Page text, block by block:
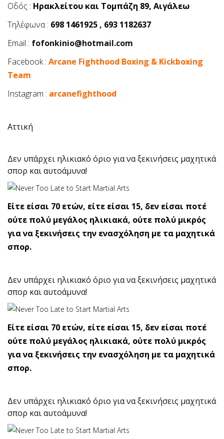
Οδός : Ηρακλείτου και Τομπάζη 89, Αιγάλεω
Τηλέφωνα : 698 1461925 , 693 1182637
Email : fofonkinio@hotmail.com
Facebook : Arcane Fighthood Boxing & Kickboxing
Team
Instagram : arcanefighthood
Αττική
Δεν υπάρχει ηλικιακό όριο για να ξεκινήσεις μαχητικά
σπορ και αυτοάμυνα!
Είτε είσαι 70 ετών, είτε είσαι 15, δεν είσαι ποτέ
ούτε πολύ μεγάλος ηλικιακά, ούτε πολύ μικρός
για να ξεκινήσεις την ενασχόληση με τα μαχητικά
σπορ.
Δεν υπάρχει ηλικιακό όριο για να ξεκινήσεις μαχητικά
σπορ και αυτοάμυνα!
Είτε είσαι 70 ετών, είτε είσαι 15, δεν είσαι ποτέ
ούτε πολύ μεγάλος ηλικιακά, ούτε πολύ μικρός
για να ξεκινήσεις την ενασχόληση με τα μαχητικά
σπορ.
Δεν υπάρχει ηλικιακό όριο για να ξεκινήσεις μαχητικά
σπορ και αυτοάμυνα!